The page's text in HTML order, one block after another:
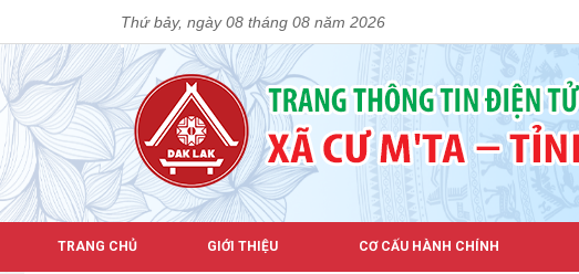
Thứ bảy, ngày 08 tháng 08 năm 2026
TRANG CHỦ GIỚI THIỆU CƠ CẤU HÀNH CHÍNH